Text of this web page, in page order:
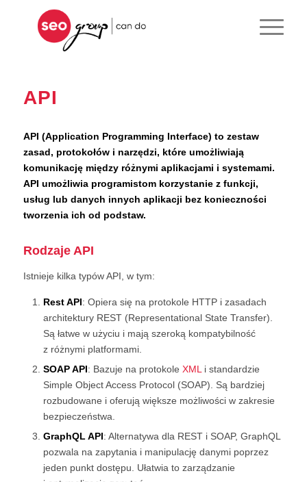
API
API (Application Programming Interface) to zestaw
zasad, protokołów i narzędzi, które umożliwiają
komunikację między różnymi aplikacjami i systemami.
API umożliwia programistom korzystanie z funkcji,
usług lub danych innych aplikacji bez konieczności
tworzenia ich od podstaw.
Rodzaje API
Istnieje kilka typów API, w tym:
Rest API: Opiera się na protokole HTTP i zasadach
architektury REST (Representational State Transfer).
Są łatwe w użyciu i mają szeroką kompatybilność
z różnymi platformami.
SOAP API: Bazuje na protokole XML i standardzie
Simple Object Access Protocol (SOAP). Są bardziej
rozbudowane i oferują większe możliwości w zakresie
bezpieczeństwa.
GraphQL API: Alternatywa dla REST i SOAP, GraphQL
pozwala na zapytania i manipulację danymi poprzez
jeden punkt dostępu. Ułatwia to zarządzanie